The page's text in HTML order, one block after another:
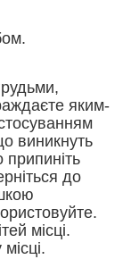
яким-
виникнуть
припиніть
до
місці.